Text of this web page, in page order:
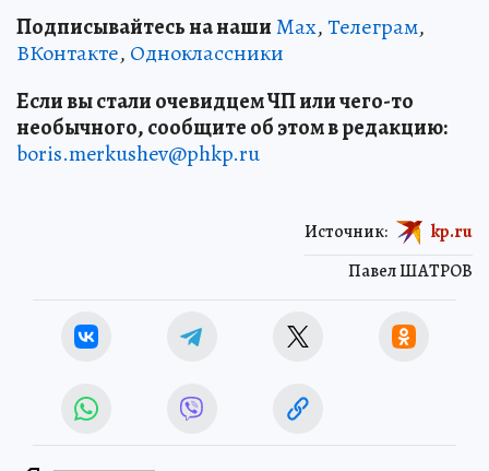
Подписывайтесь на нашиMax,Телеграм,
ВКонтакте, Одноклассники
Если вы стали очевидцем ЧП или чего-то
необычного, сообщите об этом в редакцию:
boris.merkushev@phkp.ru
Павел ШАТРОВ
Источник: kp.ru